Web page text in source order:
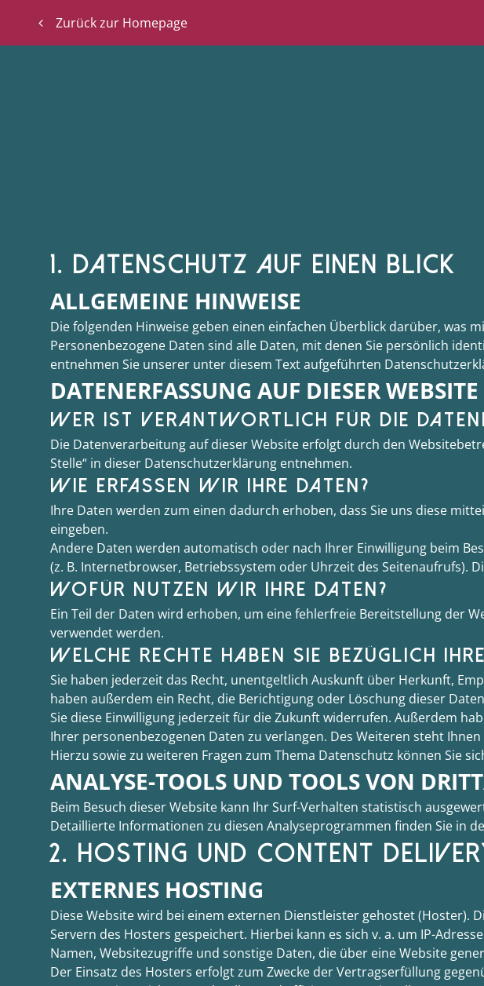
Zurück zur Homepage
1. DATENSCHUTZ AUF EINEN BLICK
ALLGEMEINE HINWEISE
Die folgenden Hinweise geben einen einfachen Überblick darüber, was
Personenbezogene Daten sind alle Daten, mit denen Sie persönlich
entnehmen Sie unserer unter diesem Text aufgeführten
DATENERFASSUNG AUF DIESER WEBSITE
WER IST VERANTWORTLICH FÜR DIE
Die Datenverarbeitung auf dieser Website erfolgt durch den
Stelle“ in dieser Datenschutzerklärung entnehmen.
WIE ERFASSEN WIR IHRE DATEN?
Ihre Daten werden zum einen dadurch erhoben, dass Sie uns diese
eingeben.
Andere Daten werden automatisch oder nach Ihrer Einwilligung beim
(z. B. Internetbrowser, Betriebssystem oder Uhrzeit des Seitenaufrufs).
WOFÜR NUTZEN WIR IHRE DATEN?
Ein Teil der Daten wird erhoben, um eine fehlerfreie Bereitstellung der
verwendet werden.
WELCHE RECHTE HABEN SIE BEZÜGLICH
Sie haben jederzeit das Recht, unentgeltlich Auskunft über Herkunft,
haben außerdem ein Recht, die Berichtigung oder Löschung dieser
Sie diese Einwilligung jederzeit für die Zukunft widerrufen. Außerdem
Ihrer personenbezogenen Daten zu verlangen. Des Weiteren steht
Hierzu sowie zu weiteren Fragen zum Thema Datenschutz können Sie
ANALYSE-TOOLS UND TOOLS VON
Beim Besuch dieser Website kann Ihr Surf-Verhalten statistisch
Detaillierte Informationen zu diesen Analyseprogrammen finden Sie in
2. HOSTING UND CONTENT
EXTERNES HOSTING
Diese Website wird bei einem externen Dienstleister gehostet (Hoster).
Servern des Hosters gespeichert. Hierbei kann es sich v. a. um IP-
Namen, Websitezugriffe und sonstige Daten, die über eine Website
Der Einsatz des Hosters erfolgt zum Zwecke der Vertragserfüllung